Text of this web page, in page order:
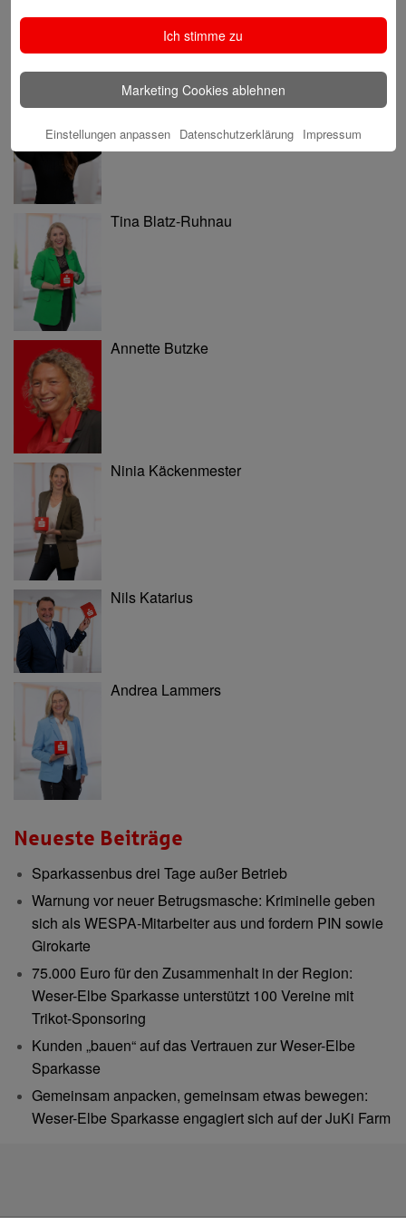
Eva Bläsen
Tina Blatz-Ruhnau
Annette Butzke
Ninia Käckenmester
Nils Katarius
Andrea Lammers
Neueste Beiträge
Sparkassenbus drei Tage außer Betrieb
Warnung vor neuer Betrugsmasche: Kriminelle geben
sich als WESPA-Mitarbeiter aus und fordern PIN sowie
Girokarte
75.000 Euro für den Zusammenhalt in der Region:
Weser-Elbe Sparkasse unterstützt 100 Vereine mit
Trikot-Sponsoring
Kunden „bauen“ auf das Vertrauen zur Weser-Elbe
Sparkasse
Gemeinsam anpacken, gemeinsam etwas bewegen:
Weser-Elbe Sparkasse engagiert sich auf der JuKi Farm
Ich stimme zu
Marketing Cookies ablehnen
Einstellungen anpassen Datenschutzerklärung Impressum